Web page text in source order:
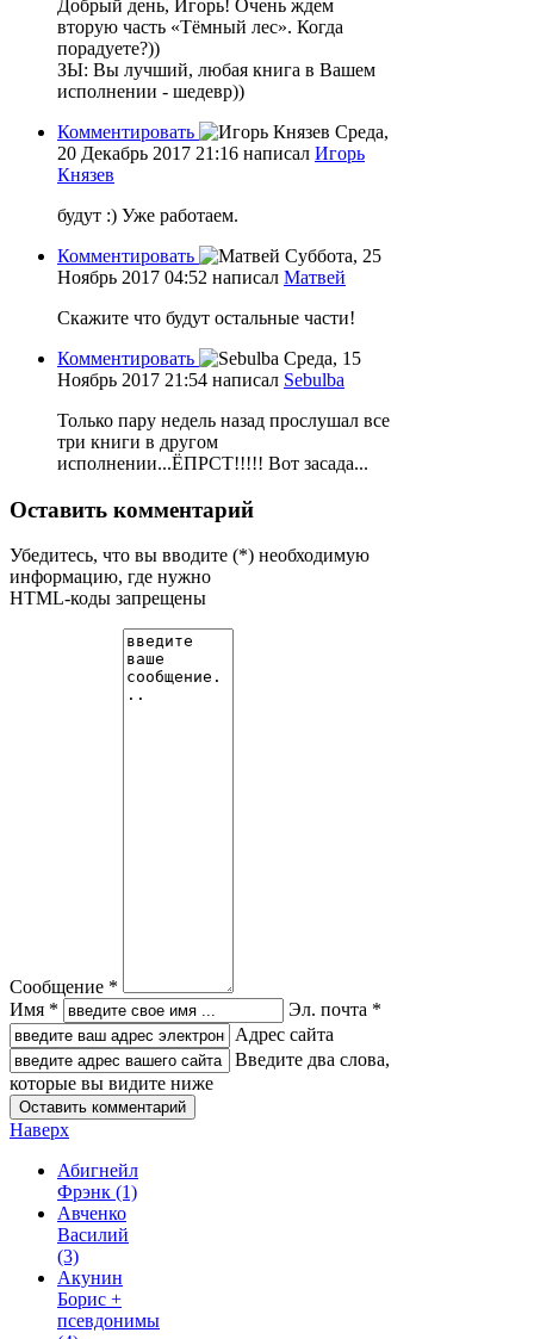
Добрый день, Игорь! Очень ждем
вторую часть «Тёмный лес». Когда
порадуете?))
ЗЫ: Вы лучший, любая книга в Вашем
исполнении - шедевр))
Комментировать
Среда,
20 Декабрь 2017 21:16 написал Игорь
Князев
будут :) Уже работаем.
Комментировать
Суббота, 25
Ноябрь 2017 04:52 написал Матвей
Скажите что будут остальные части!
Комментировать
Среда, 15
Ноябрь 2017 21:54 написал Sebulba
Только пару недель назад прослушал все
три книги в другом
исполнении...ЁПРСТ!!!!! Вот засада...
Оставить комментарий
Убедитесь, что вы вводите (*) необходимую
информацию, где нужно
HTML-коды запрещены
Сообщение *
Имя *
Эл. почта *
Адрес сайта
Введите два слова,
которые вы видите ниже
Наверх
Абигнейл
Фрэнк (1)
Авченко
Василий
(3)
Акунин
Борис +
псевдонимы